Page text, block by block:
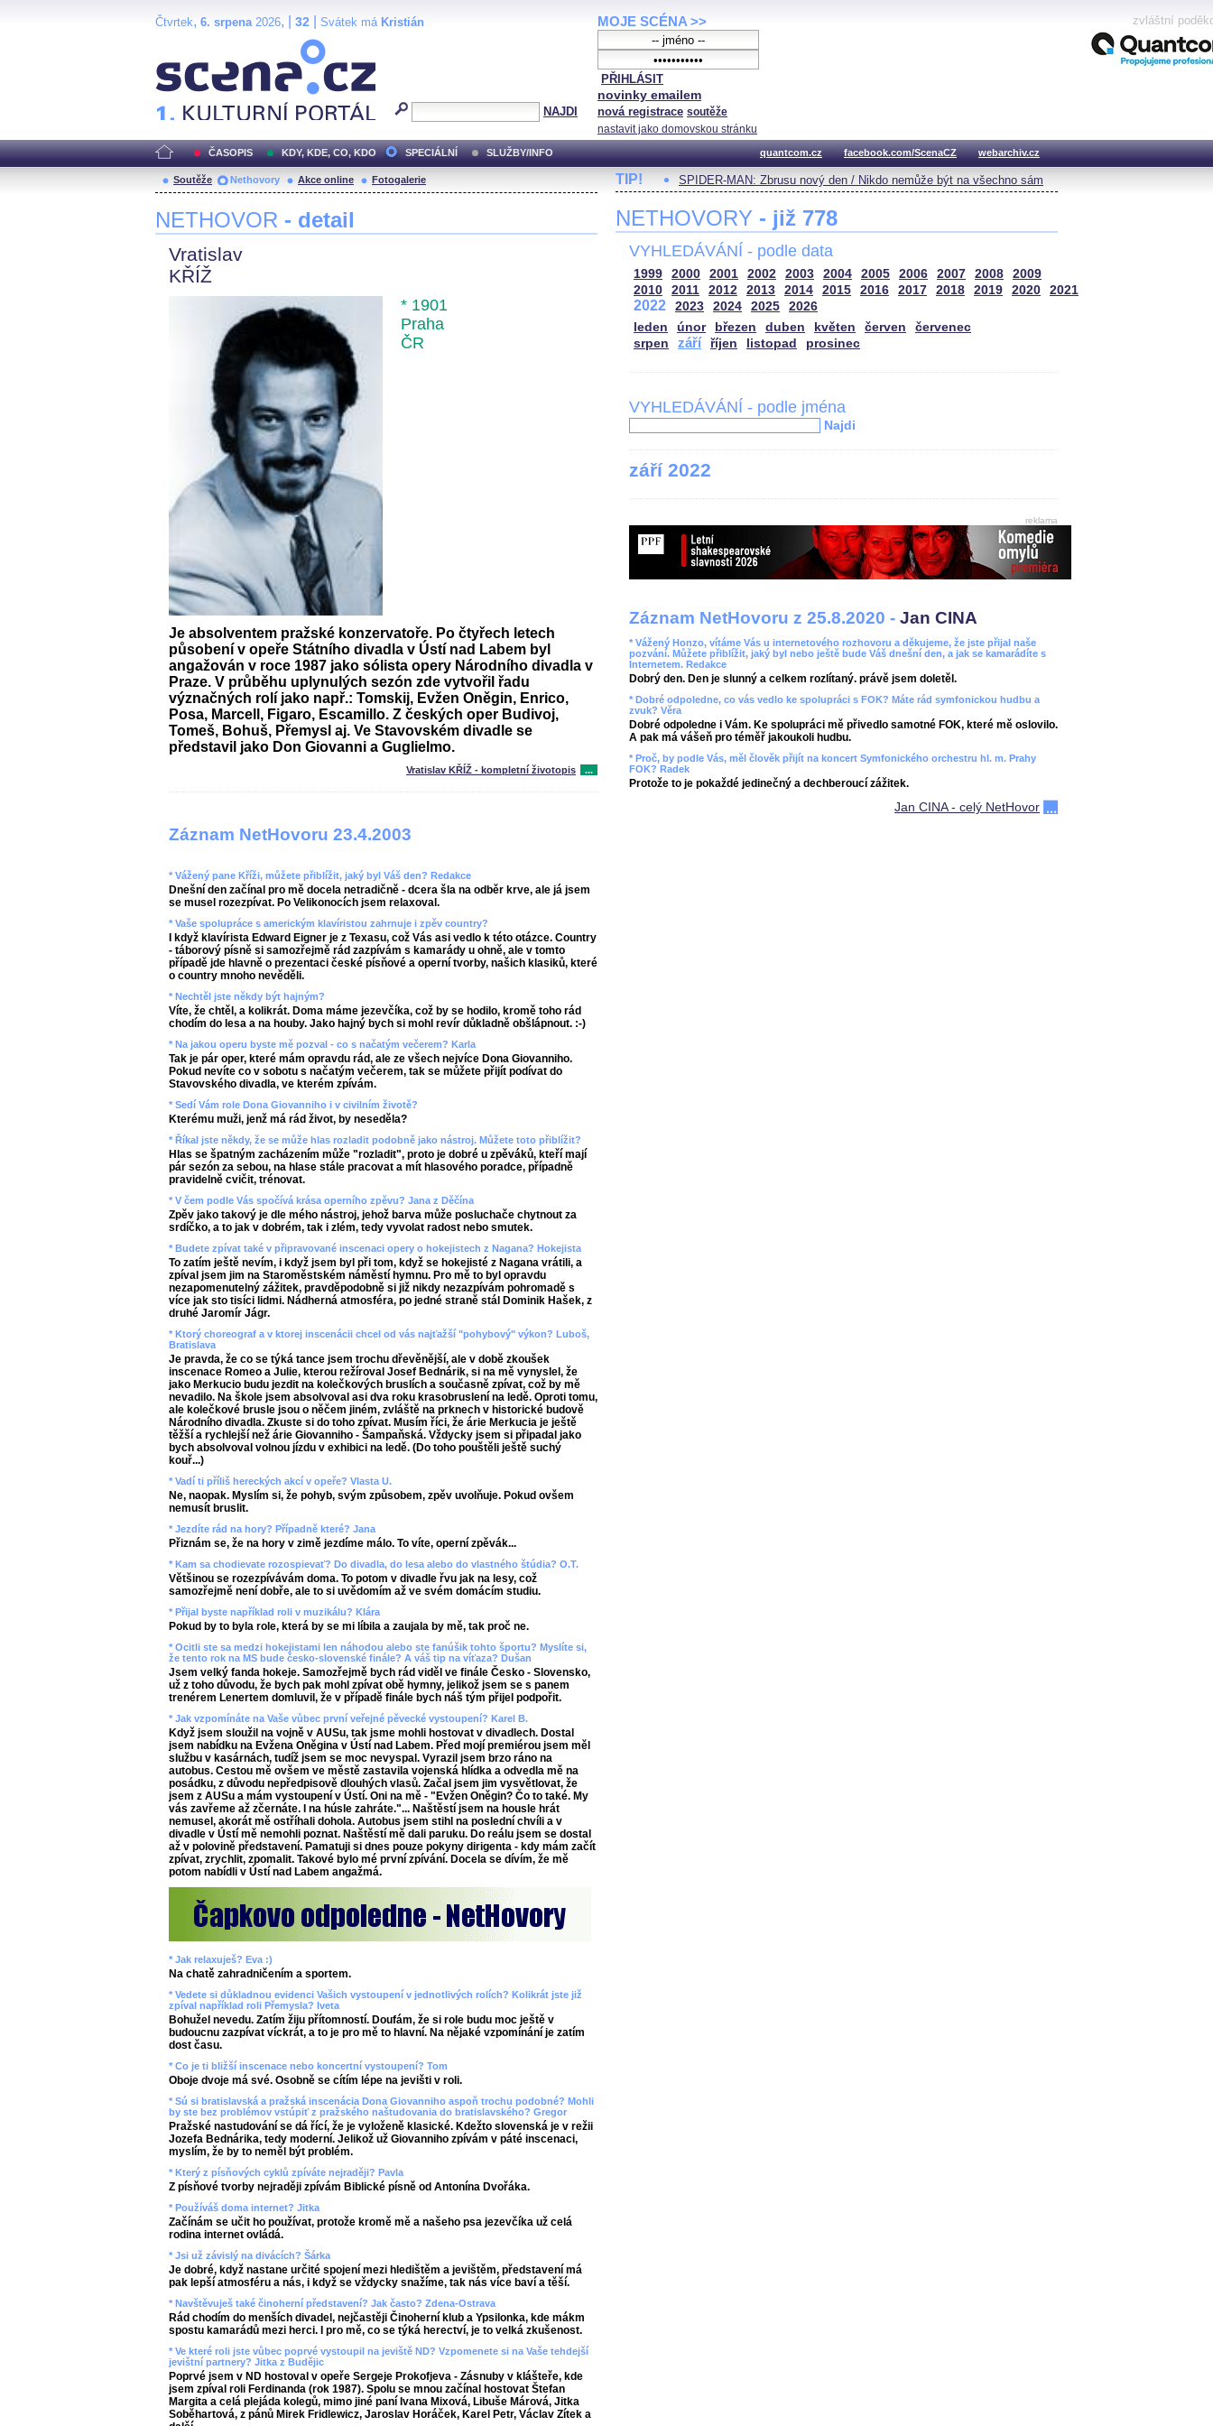
Čtvrtek, 6. srpena2026, | 32 Svátek má Kristián
NAJDI
MOJE SCÉNA >>
PŘIHLÁSIT
novinky emailem
nová registrace soutěže
nastavit jako domovskou stránku
zvláštní
ČASOPIS KDY, KDE, CO, KDO SPECIÁLNÍ SLUŽBY/INFO quantcom.cz facebook.com/ScenaCZ webarchiv.cz
Soutěže Nethovory Akce online Fotogalerie
NETHOVOR - detail
Vratislav
KŘÍŽ
* 1901
Praha
ČR
Je absolventem pražské konzervatoře. Po čtyřech letech
působení v opeře Státního divadla v Ústí nad Labem byl
angažován v roce 1987 jako sólista opery Národního divadla v
Praze. V průběhu uplynulých sezón zde vytvořil řadu
význačných rolí jako např.: Tomskij, Evžen Oněgin, Enrico,
Posa, Marcell, Figaro, Escamillo. Z českých oper Budivoj,
Tomeš, Bohuš, Přemysl aj. Ve Stavovském divadle se
představil jako Don Giovanni a Guglielmo.
Vratislav KŘÍŽ - kompletní životopis ...
Záznam NetHovoru 23.4.2003
* Vážený pane Kříži, můžete přiblížit, jaký byl Váš den? Redakce
Dnešní den začínal pro mě docela netradičně - dcera šla na odběr krve, ale já jsem
se musel rozezpívat. Po Velikonocích jsem relaxoval.
* Vaše spolupráce s americkým klavíristou zahrnuje i zpěv country?
I když klavírista Edward Eigner je z Texasu, což Vás asi vedlo k této otázce. Country
- táborový písně si samozřejmě rád zazpívám s kamarády u ohně, ale v tomto
případě jde hlavně o prezentaci české písňové a operní tvorby, našich klasiků, které
o country mnoho nevěděli.
* Nechtěl jste někdy být hajným?
Víte, že chtěl, a kolikrát. Doma máme jezevčíka, což by se hodilo, kromě toho rád
chodím do lesa a na houby. Jako hajný bych si mohl revír důkladně obšlápnout. :-)
* Na jakou operu byste mě pozval - co s načatým večerem? Karla
Tak je pár oper, které mám opravdu rád, ale ze všech nejvíce Dona Giovanniho.
Pokud nevíte co v sobotu s načatým večerem, tak se můžete přijít podívat do
Stavovského divadla, ve kterém zpívám.
* Sedí Vám role Dona Giovanniho i v civilním životě?
Kterému muži, jenž má rád život, by neseděla?
* Říkal jste někdy, že se může hlas rozladit podobně jako nástroj. Můžete toto přiblížit?
Hlas se špatným zacházením může "rozladit", proto je dobré u zpěváků, kteří mají
pár sezón za sebou, na hlase stále pracovat a mít hlasového poradce, případně
pravidelně cvičit, trénovat.
* V čem podle Vás spočívá krása operního zpěvu? Jana z Děčína
Zpěv jako takový je dle mého nástroj, jehož barva může posluchače chytnout za
srdíčko, a to jak v dobrém, tak i zlém, tedy vyvolat radost nebo smutek.
* Budete zpívat také v připravované inscenaci opery o hokejistech z Nagana? Hokejista
To zatím ještě nevím, i když jsem byl při tom, když se hokejisté z Nagana vrátili, a
zpíval jsem jim na Staroměstském náměstí hymnu. Pro mě to byl opravdu
nezapomenutelný zážitek, pravděpodobně si již nikdy nezazpívám pohromadě s
více jak sto tisíci lidmi. Nádherná atmosféra, po jedné straně stál Dominik Hašek, z
druhé Jaromír Jágr.
* Ktorý choreograf a v ktorej inscenácii chcel od vás najťažší "pohybový" výkon? Luboš,
Bratislava
Je pravda, že co se týká tance jsem trochu dřevěnější, ale v době zkoušek
inscenace Romeo a Julie, kterou režíroval Josef Bednárik, si na mě vynyslel, že
jako Merkucio budu jezdit na kolečkových bruslích a současně zpívat, což by mě
nevadilo. Na škole jsem absolvoval asi dva roku krasobruslení na ledě. Oproti tomu,
ale kolečkové brusle jsou o něčem jiném, zvláště na prknech v historické budově
Národního divadla. Zkuste si do toho zpívat. Musím říci, že árie Merkucia je ještě
těžší a rychlejší než árie Giovanniho - Šampaňská. Vždycky jsem si připadal jako
bych absolvoval volnou jízdu v exhibici na ledě. (Do toho pouštěli ještě suchý
kouř...)
* Vadí ti příliš hereckých akcí v opeře? Vlasta U.
Ne, naopak. Myslím si, že pohyb, svým způsobem, zpěv uvolňuje. Pokud ovšem
nemusít bruslit.
* Jezdíte rád na hory? Případně které? Jana
Přiznám se, že na hory v zimě jezdíme málo. To víte, operní zpěvák...
* Kam sa chodievate rozospievať? Do divadla, do lesa alebo do vlastného štúdia? O.T.
Většinou se rozezpívávám doma. To potom v divadle řvu jak na lesy, což
samozřejmě není dobře, ale to si uvědomím až ve svém domácím studiu.
* Přijal byste například roli v muzikálu? Klára
Pokud by to byla role, která by se mi líbila a zaujala by mě, tak proč ne.
* Ocitli ste sa medzi hokejistami len náhodou alebo ste fanúšik tohto športu? Myslíte si,
že tento rok na MS bude česko-slovenské finále? A váš tip na víťaza? Dušan
Jsem velký fanda hokeje. Samozřejmě bych rád viděl ve finále Česko - Slovensko,
už z toho důvodu, že bych pak mohl zpívat obě hymny, jelikož jsem se s panem
trenérem Lenertem domluvil, že v případě finále bych náš tým přijel podpořit.
* Jak vzpomínáte na Vaše vůbec první veřejné pěvecké vystoupení? Karel B.
Když jsem sloužil na vojně v AUSu, tak jsme mohli hostovat v divadlech. Dostal
jsem nabídku na Evžena Oněgina v Ústí nad Labem. Před mojí premiérou jsem měl
službu v kasárnách, tudíž jsem se moc nevyspal. Vyrazil jsem brzo ráno na
autobus. Cestou mě ovšem ve městě zastavila vojenská hlídka a odvedla mě na
posádku, z důvodu nepředpisově dlouhých vlasů. Začal jsem jim vysvětlovat, že
jsem z AUSu a mám vystoupení v Ústí. Oni na mě - "Evžen Oněgin? Čo to také. My
vás zavřeme až zčernáte. I na húsle zahráte."... Naštěstí jsem na housle hrát
nemusel, akorát mě ostříhali dohola. Autobus jsem stihl na poslední chvíli a v
divadle v Ústí mě nemohli poznat. Naštěstí mě dali paruku. Do reálu jsem se dostal
až v polovině představení. Pamatuji si dnes pouze pokyny dirigenta - kdy mám začít
zpívat, zrychlit, zpomalit. Takové bylo mé první zpívání. Docela se dívím, že mě
potom nabídli v Ústí nad Labem angažmá.
* Jak relaxuješ? Eva :)
Na chatě zahradničením a sportem.
* Vedete si důkladnou evidenci Vašich vystoupení v jednotlivých rolích? Kolikrát jste již
zpíval například roli Přemysla? Iveta
Bohužel nevedu. Zatím žiju přítomností. Doufám, že si role budu moc ještě v
budoucnu zazpívat víckrát, a to je pro mě to hlavní. Na nějaké vzpomínání je zatím
dost času.
* Co je ti bližší inscenace nebo koncertní vystoupení? Tom
Oboje dvoje má své. Osobně se cítím lépe na jevišti v roli.
* Sú si bratislavská a pražská inscenácia Dona Giovanniho aspoň trochu podobné? Mohli
by ste bez problémov vstúpiť z pražského naštudovania do bratislavského? Gregor
Pražské nastudování se dá řící, že je vyloženě klasické. Kdežto slovenská je v režii
Jozefa Bednárika, tedy moderní. Jelikož už Giovanniho zpívám v páté inscenaci,
myslím, že by to neměl být problém.
* Který z písňových cyklů zpíváte nejraději? Pavla
Z písňové tvorby nejraději zpívám Biblické písně od Antonína Dvořáka.
* Používáš doma internet? Jitka
Začínám se učit ho používat, protože kromě mě a našeho psa jezevčíka už celá
rodina internet ovládá.
* Jsi už závislý na divácích? Šárka
Je dobré, když nastane určité spojení mezi hledištěm a jevištěm, představení má
pak lepší atmosféru a nás, i když se vždycky snažíme, tak nás více baví a těší.
* Navštěvuješ také činoherní představení? Jak často? Zdena-Ostrava
Rád chodím do menších divadel, nejčastěji Činoherní klub a Ypsilonka, kde mákm
spostu kamarádů mezi herci. I pro mě, co se týká herectví, je to velká zkušenost.
* Ve které roli jste vůbec poprvé vystoupil na jeviště ND? Vzpomenete si na Vaše tehdejší
jevištní partnery? Jitka z Budějic
Poprvé jsem v ND hostoval v opeře Sergeje Prokofjeva - Zásnuby v klášteře, kde
jsem zpíval roli Ferdinanda (rok 1987). Spolu se mnou začínal hostovat Štefan
Margita a celá plejáda kolegů, mimo jiné paní Ivana Mixová, Libuše Márová, Jitka
Soběhartová, z pánů Mirek Fridlewicz, Jaroslav Horáček, Karel Petr, Václav Zítek a
TIP! SPIDER-MAN: Zbrusu nový den / Nikdo nemůže být na všechno sám
NETHOVORY - již 778
VYHLEDÁVÁNÍ - podle data
1999 2000 2001 2002 2003 2004 2005 2006 2007 2008
2009
2010
2011 2012 2013 2014 2015 2016 2017 2018 2019 2020 2021
2022 2023 2024 2025
2026
leden
únor březen duben květen červen
červenec
srpen
září říjen listopad prosinec
VYHLEDÁVÁNÍ - podle jména
Najdi
září 2022
reklama
Záznam NetHovoru z 25.8.2020 - Jan CINA
* Vážený Honzo, vítáme Vás u internetového rozhovoru a děkujeme, že jste přijal naše
pozvání. Můžete přiblížit, jaký byl nebo ještě bude Váš dnešní den, a jak se kamarádíte s
Internetem. Redakce
Dobrý den. Den je slunný a celkem rozlítaný. právě jsem doletěl.
* Dobré odpoledne, co vás vedlo ke spolupráci s FOK? Máte rád symfonickou hudbu a
zvuk? Věra
Dobré odpoledne i Vám. Ke spolupráci mě přivedlo samotné FOK, které mě oslovilo.
A pak má vášeň pro téměř jakoukoli hudbu.
* Proč, by podle Vás, měl člověk přijít na koncert Symfonického orchestru hl. m. Prahy
FOK? Radek
Protože to je pokaždé jedinečný a dechberoucí zážitek.
Jan CINA - celý NetHovor